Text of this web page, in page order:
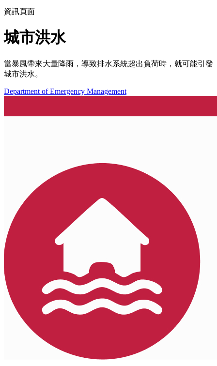
資訊頁面
城市洪水
當暴風帶來大量降雨，導致排水系統超出負荷時，就可能引發
城市洪水。
Department of Emergency Management